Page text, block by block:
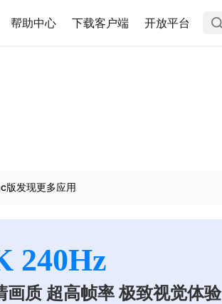
帮助中心 下载客户端 开放平台
版发现更多应用
240Hz
画质 超高帧率 极致视觉体验